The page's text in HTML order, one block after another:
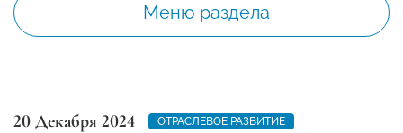
Меню раздела
20 Декабря 2024
ОТРАСЛЕВОЕ РАЗВИТИЕ